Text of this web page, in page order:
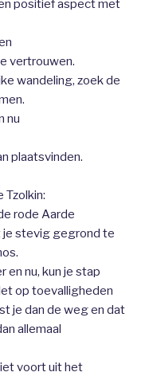
positief aspect met
vertrouwen.
wandeling, zoek de
nu
plaatsvinden.
Tzolkin:
rode Aarde
je stevig gegrond te
en nu, kun je stap
op toevalligheden
je dan de weg en dat
allemaal
voort uit het